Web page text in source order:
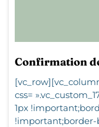
Confirmation
css=
1px